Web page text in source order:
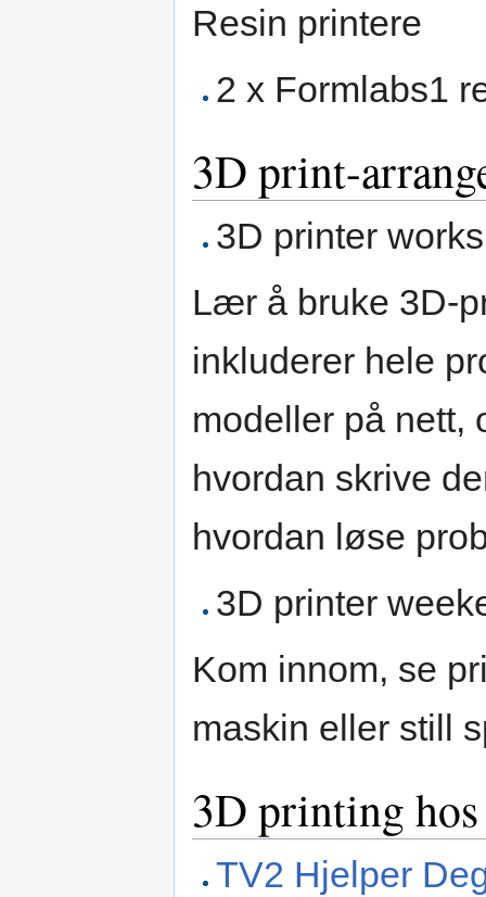
Resin printere
2 x Formlabs1
3D print-
3D printer
Lær å bruke 3D-
inkluderer hele
modeller på nett,
hvordan skrive
hvordan løse
3D printer
Kom innom, se
maskin eller still
3D printing
TV2 Hjelper